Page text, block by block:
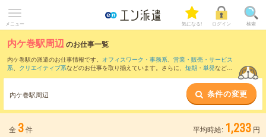
メニュー 気になる! ログイン 検索
内ケ巻駅周辺のお仕事一覧
内ケ巻駅の派遣のお仕事情報です。 オフィスワーク・事務系、 営業・販売・サービス
系、 クリエイティブ系などのお仕事を取り揃えています。さらに、 短期 ・ 単発などの
また、越後川口駅
など近隣駅のお仕事
もご確認いただけます。
内ケ巻駅周辺 条件の変更
全 3件 平均時給: 1,233 円